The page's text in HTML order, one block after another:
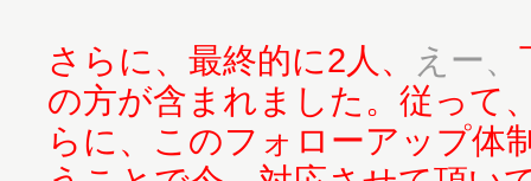
さらに、最終的に2人、 えー、
の方が含まれました。従って
らに、このフォローアップ体